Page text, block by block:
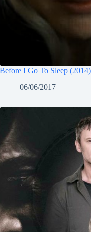
Before I Go To Sleep (2014)
06/06/2017